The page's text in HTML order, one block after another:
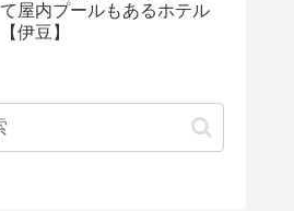
て屋内プールもあるホテル
【伊豆】